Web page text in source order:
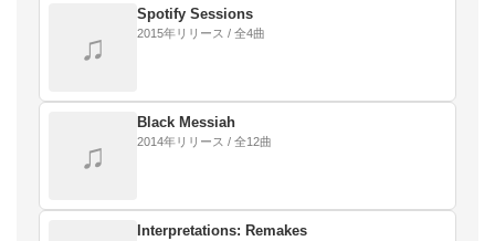
♫
Spotify Sessions
2015年リリース / 全4曲
♫
Black Messiah
2014年リリース / 全12曲
Interpretations: Remakes